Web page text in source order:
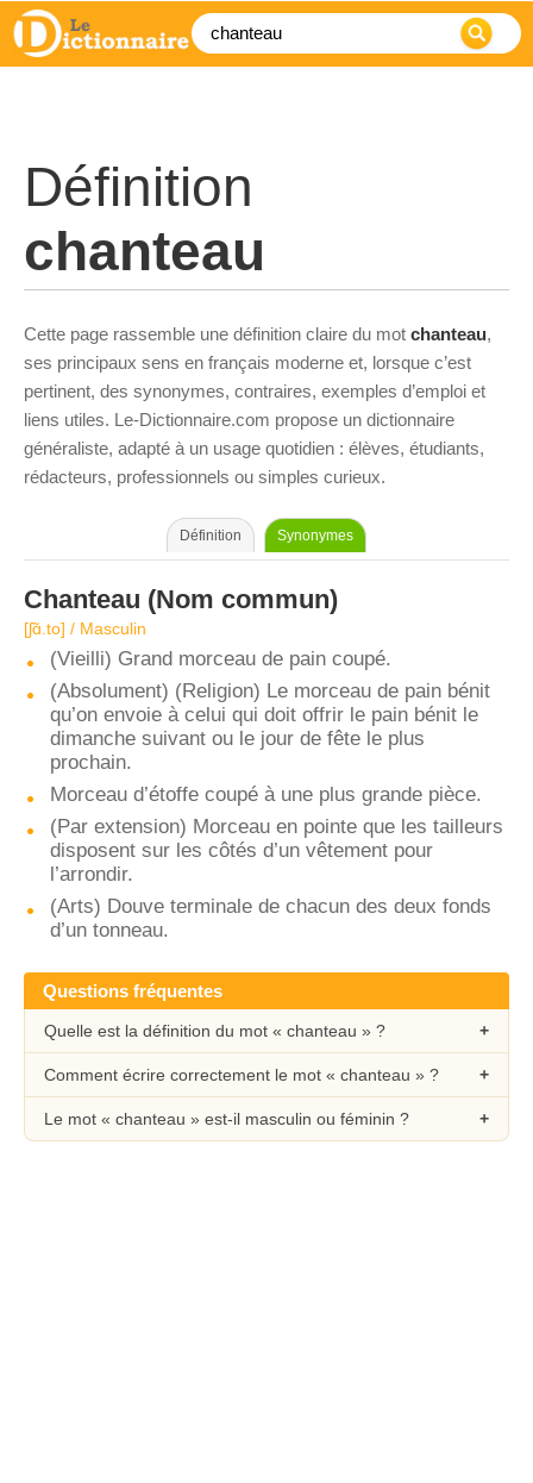
Définition
chanteau
Cette page rassemble une définition claire du mot chanteau,
ses principaux sens en français moderne et, lorsque c’est
pertinent, des synonymes, contraires, exemples d’emploi et
liens utiles. Le-Dictionnaire.com propose un dictionnaire
généraliste, adapté à un usage quotidien : élèves, étudiants,
rédacteurs, professionnels ou simples curieux.
Définition Synonymes
Chanteau (Nom commun)
[ʃɑ̃.to] / Masculin
(Vieilli) Grand morceau de pain coupé.
(Absolument) (Religion) Le morceau de pain bénit
qu’on envoie à celui qui doit offrir le pain bénit le
dimanche suivant ou le jour de fête le plus
prochain.
Morceau d’étoffe coupé à une plus grande pièce.
(Par extension) Morceau en pointe que les tailleurs
disposent sur les côtés d’un vêtement pour
l’arrondir.
(Arts) Douve terminale de chacun des deux fonds
d’un tonneau.
Questions fréquentes
Quelle est la définition du mot « chanteau » ?
Comment écrire correctement le mot « chanteau » ?
Le mot « chanteau » est-il masculin ou féminin ?